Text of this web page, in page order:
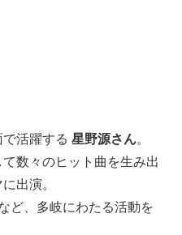
活躍する 星野源さん。
数々のヒット曲を生み出
出演。
ど、多岐にわたる活動を